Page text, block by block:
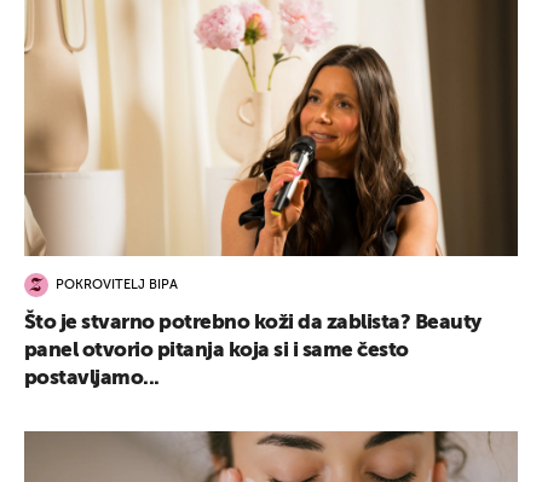
POKROVITELJ BIPA
Što je stvarno potrebno koži da zablista? Beauty
panel otvorio pitanja koja si i same često
postavljamo...